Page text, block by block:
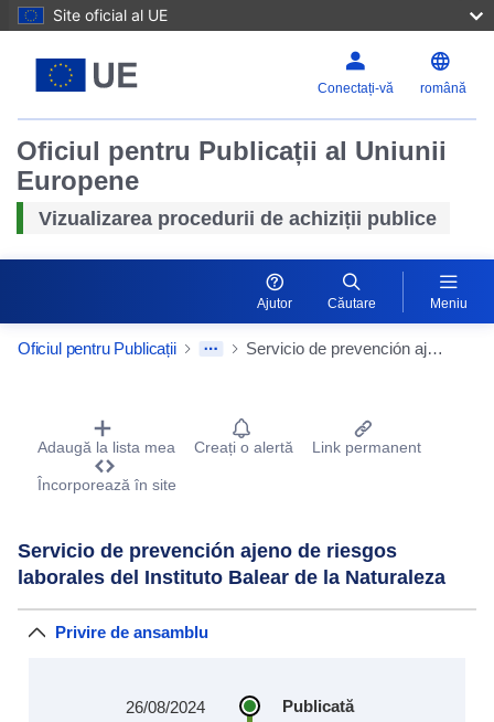
Site oficial al UE
Conectați-vă română
Oficiul pentru Publicații al Uniunii
Europene
Vizualizarea procedurii de achiziții publice
Ajutor Căutare Meniu
Oficiul pentru Publicații Servicio de prevención ajeno de riesgos laborales del Instituto Balear de la Naturaleza
Procurement Detail Actions Portlet
Adaugă la lista mea Creați o alertă Link permanent
Încorporează în site
Servicio de prevención ajeno de riesgos
laborales del Instituto Balear de la Naturaleza
Privire de ansamblu
Publicată
26/08/2024